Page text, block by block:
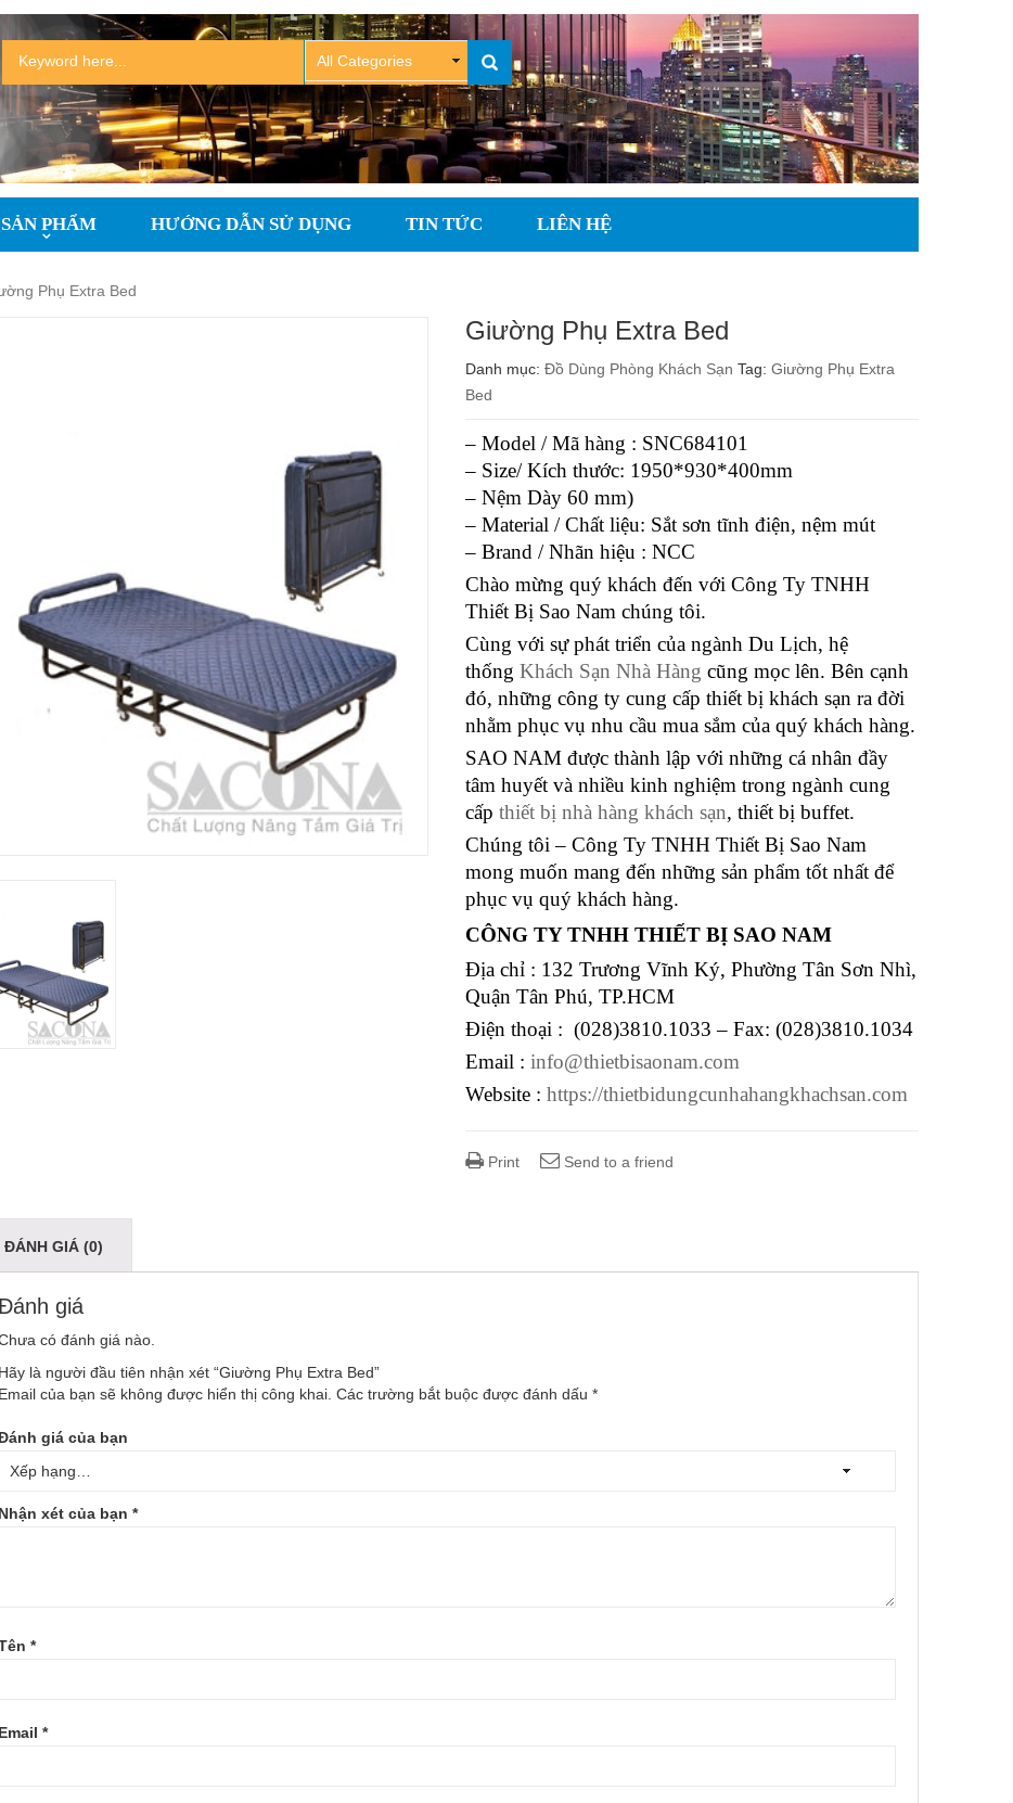
SẢN PHẨM HƯỚNG DẪN SỬ DỤNG TIN TỨC LIÊN HỆ
Phụ Extra Bed
Giường Phụ Extra Bed
Danh mục:Đồ Dùng Phòng Khách Sạn Tag:Giường Phụ Extra
Bed
– Model / Mã hàng : SNC684101
– Size/ Kích thước: 1950*930*400mm
– Nệm Dày 60 mm)
– Material / Chất liệu: Sắt sơn tĩnh điện, nệm mút
– Brand / Nhãn hiệu : NCC
Chào mừng quý khách đến với Công Ty TNHH
Thiết Bị Sao Nam chúng tôi.
Cùng với sự phát triển của ngành Du Lịch, hệ
thốngKhách Sạn Nhà Hàng cũng mọc lên. Bên cạnh
đó, những công ty cung cấp thiết bị khách sạn ra đời
nhằm phục vụ nhu cầu mua sắm của quý khách hàng.
SAO NAM được thành lập với những cá nhân đầy
tâm huyết và nhiều kinh nghiệm trong ngành cung
cấpthiết bị nhà hàng khách sạn, thiết bị buffet.
Chúng tôi – Công Ty TNHH Thiết Bị Sao Nam
mong muốn mang đến những sản phẩm tốt nhất để
phục vụ quý khách hàng.
CÔNG TY TNHH THIẾT BỊ SAO NAM
Địa chỉ : 132 Trương Vĩnh Ký, Phường Tân Sơn Nhì,
Quận Tân Phú, TP.HCM
Điện thoại : (028)3810.1033 – Fax: (028)3810.1034
Email :info@thietbisaonam.com
Website :https://thietbidungcunhahangkhachsan.com
Print Send to a friend
ĐÁNH GIÁ (0)
giá
có đánh giá nào.
Hãy là người đầu tiên nhận xét “Giường Phụ Extra Bed”
Email của bạn sẽ không được hiển thị công khai. Các trường bắt buộc được đánh dấu *
giá của bạn
Nhận xét của bạn *
*
Email *